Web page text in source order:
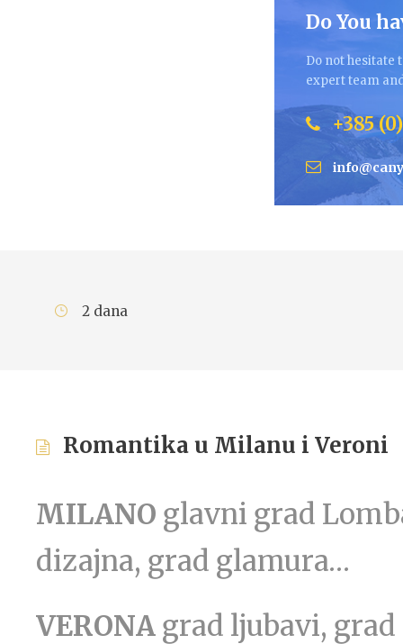
Do You
Do not hesitate
expert team
+385
2 dana
Romantika u Milanu i Veroni
MILANO glavni grad
dizajna, grad glamura…
VERONA grad ljubavi,